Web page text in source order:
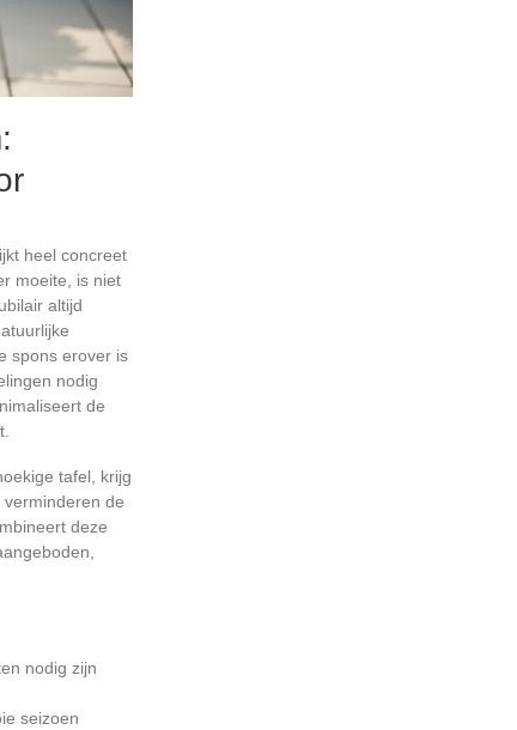
heel concreet
moeite, is niet
altijd
spons erover is
nodig
de
tafel, krijg
de
deze
nodig zijn
seizoen